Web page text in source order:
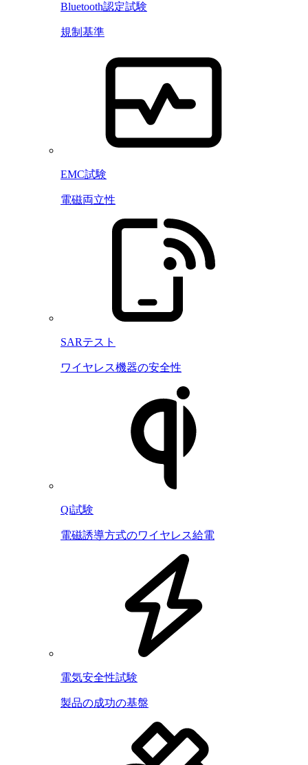
Bluetooth認定試験
規制基準
EMC試験
電磁両立性
SARテスト
ワイヤレス機器の安全性
Qi試験
電磁誘導方式のワイヤレス給電
電気安全性試験
製品の成功の基盤